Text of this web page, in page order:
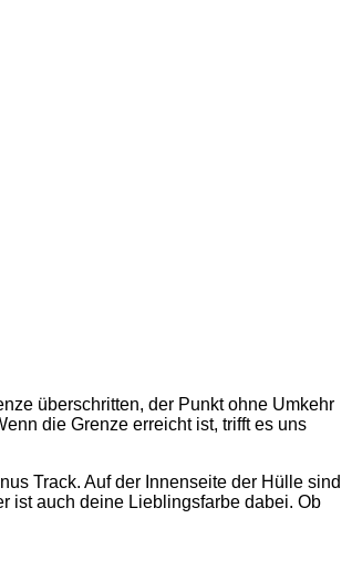
überschritten, der Punkt ohne Umkehr
die Grenze erreicht ist, trifft es uns
Track. Auf der Innenseite der Hülle sind
ist auch deine Lieblingsfarbe dabei. Ob